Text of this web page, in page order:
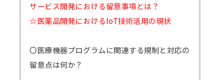
サービス開発における留意事項とは？
☆医薬品開発におけるIoT技術活用の現状
〇医療機器プログラムに関連する規制と対応の
留意点は何か？